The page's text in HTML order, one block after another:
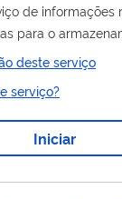
para o
brasileiras em
deste serviço
serviço?
Iniciar